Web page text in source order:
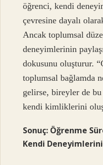
öğrenci, kendi
çevresine dayalı
Ancak toplumsal
deneyimlerinin
dokusunu oluşturur.
toplumsal bağlamda
gelirse, bireyler de
kendi kimliklerini
Sonuç: Öğrenme
Kendi